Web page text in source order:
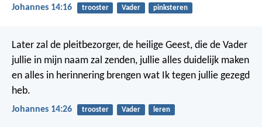
Johannes 14:16 trooster Vader pinksteren
Later zal de pleitbezorger, de heilige Geest, die de Vader
jullie in mijn naam zal zenden, jullie alles duidelijk maken
en alles in herinnering brengen wat Ik tegen jullie gezegd
heb.
Johannes 14:26 trooster Vader leren